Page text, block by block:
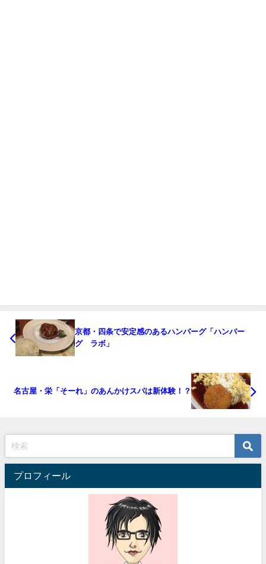
京都・四条で安定感のあるハンバーグ「ハンバー
グ ラボ」
名古屋・栄「そーれ」のあんかけスパは新体験！？
プロフィール